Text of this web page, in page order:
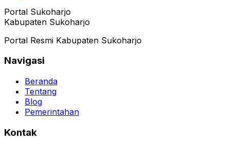
Portal Sukoharjo
Kabupaten Sukoharjo
Portal Resmi Kabupaten Sukoharjo
Navigasi
Beranda
Tentang
Blog
Pemerintahan
Kontak